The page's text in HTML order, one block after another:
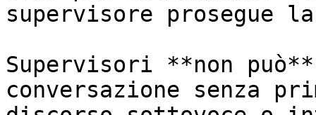
supervisore prosegue
Supervisori **non
conversazione senza